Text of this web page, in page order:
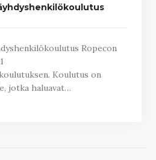
Ropecon
Koulutus on
jotka haluavat…